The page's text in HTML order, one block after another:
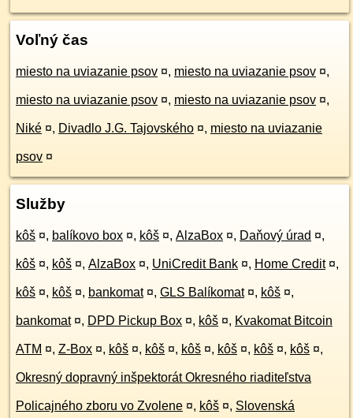
Voľný čas
miesto na uviazanie psov ¤, miesto na uviazanie psov ¤,
miesto na uviazanie psov ¤, miesto na uviazanie psov ¤,
Niké ¤, Divadlo J.G. Tajovského ¤, miesto na uviazanie
psov ¤
Služby
kôš ¤, balíkovo box ¤, kôš ¤, AlzaBox ¤, Daňový úrad ¤,
kôš ¤, kôš ¤, AlzaBox ¤, UniCredit Bank ¤, Home Credit ¤,
kôš ¤, kôš ¤, bankomat ¤, GLS Balíkomat ¤, kôš ¤,
bankomat ¤, DPD Pickup Box ¤, kôš ¤, Kvakomat Bitcoin
ATM ¤, Z-Box ¤, kôš ¤, kôš ¤, kôš ¤, kôš ¤, kôš ¤, kôš ¤,
Okresný dopravný inšpektorát Okresného riaditeľstva
Policajného zboru vo Zvolene ¤, kôš ¤, Slovenská